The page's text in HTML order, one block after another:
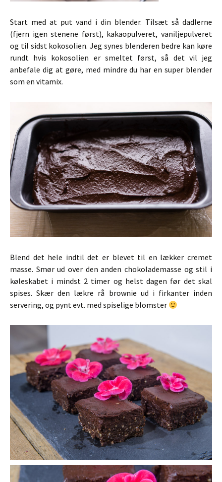
Start med at put vand i din blender. Tilsæt så dadlerne
(fjern igen stenene først), kakaopulveret, vaniljepulveret
og til sidst kokosolien. Jeg synes blenderen bedre kan køre
rundt hvis kokosolien er smeltet først, så det vil jeg
anbefale dig at gøre, med mindre du har en super blender
som en vitamix.
Blend det hele indtil det er blevet til en lækker cremet
masse. Smør ud over den anden chokolademasse og stil i
køleskabet i mindst 2 timer og helst dagen før det skal
spises. Skær den lækre rå brownie ud i firkanter inden
servering, og pynt evt. med spiselige blomster